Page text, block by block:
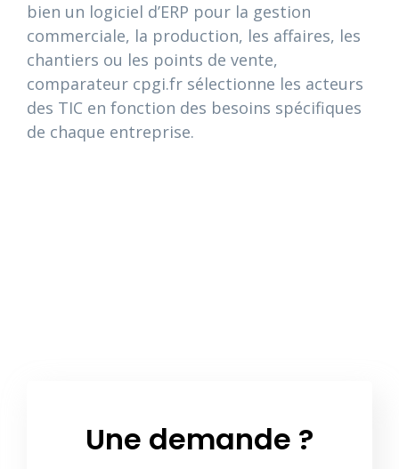
bien un logiciel d’ERP pour la gestion
commerciale, la production, les affaires, les
chantiers ou les points de vente,
comparateur cpgi.fr sélectionne les acteurs
des TIC en fonction des besoins spécifiques
de chaque entreprise.
Une demande ?